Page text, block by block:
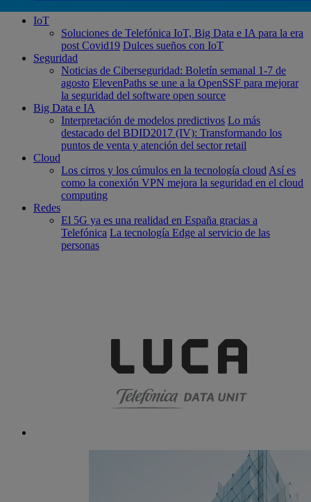
IoT
Soluciones de Telefónica IoT, Big Data e IA para la era
post Covid19 Dulces sueños con IoT
Seguridad
Noticias de Ciberseguridad: Boletín semanal 1-7 de
agosto ElevenPaths se une a la OpenSSF para mejorar
la seguridad del software open source
Big Data e IA
Interpretación de modelos predictivos Lo más
destacado del BDID2017 (IV): Transformando los
puntos de venta y atención del sector retail
Cloud
Los cirros y los cúmulos en la tecnología cloud Así es
como la conexión VPN mejora la seguridad en el cloud
computing
Redes
El 5G ya es una realidad en España gracias a
Telefónica La tecnología Edge al servicio de las
personas